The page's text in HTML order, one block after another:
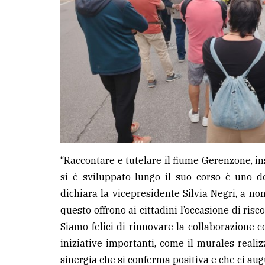
“Raccontare e tutelare il fiume Gerenzone,
si è sviluppato lungo il suo corso è uno
dichiara la vicepresidente Silvia Negri, a
questo offrono ai cittadini l’occasione di
Siamo felici di rinnovare la collaborazione
iniziative importanti, come il murales
sinergia che si conferma positiva e che ci